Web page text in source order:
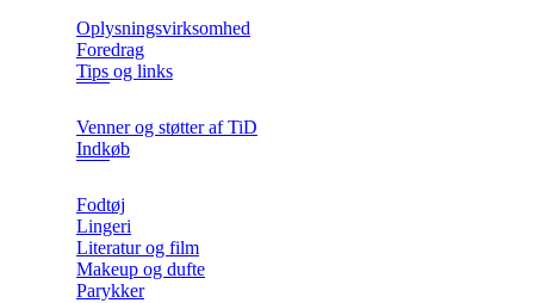
Oplysningsvirksomhed
Foredrag
Tips og links
Venner og støtter af TiD
Indkøb
Fodtøj
Lingeri
Literatur og film
Makeup og dufte
Parykker